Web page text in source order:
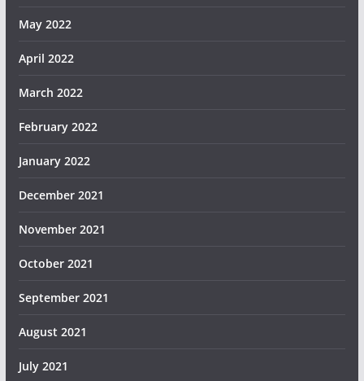
May 2022
April 2022
March 2022
February 2022
January 2022
December 2021
November 2021
October 2021
September 2021
August 2021
July 2021